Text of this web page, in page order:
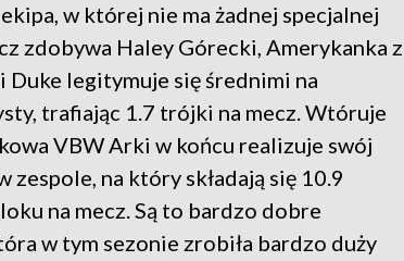
w której nie ma żadnej specjalnej
zdobywa Haley Górecki, Amerykanka z
legitymuje się średnimi na
trafiając 1.7 trójki na mecz. Wtóruje
VBW Arki w końcu realizuje swój
zespole, na który składają się 10.9
na mecz. Są to bardzo dobre
w tym sezonie zrobiła bardzo duży